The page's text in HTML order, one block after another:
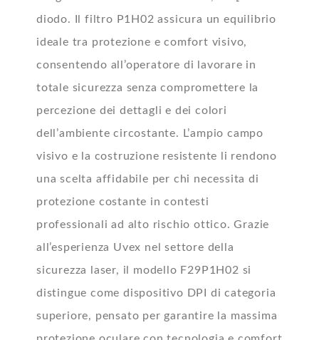
diodo. Il filtro P1H02 assicura un equilibrio
ideale tra protezione e comfort visivo,
consentendo all’operatore di lavorare in
totale sicurezza senza compromettere la
percezione dei dettagli e dei colori
dell’ambiente circostante. L’ampio campo
visivo e la costruzione resistente li rendono
una scelta affidabile per chi necessita di
protezione costante in contesti
professionali ad alto rischio ottico. Grazie
all’esperienza Uvex nel settore della
sicurezza laser, il modello F29P1H02 si
distingue come dispositivo DPI di categoria
superiore, pensato per garantire la massima